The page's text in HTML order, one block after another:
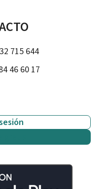
715 644
46 60 17